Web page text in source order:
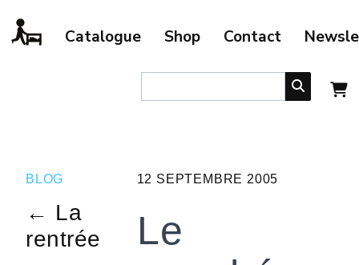
Catalogue Shop Contact
BLOG
← La
rentrée
12 SEPTEMBRE 2005
Le